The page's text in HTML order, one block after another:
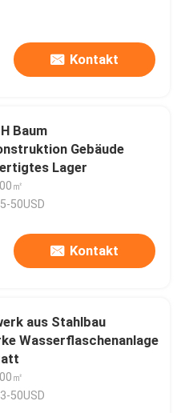
Kontakt
Baum
Gebäude
Lager
㎡
50USD
Kontakt
aus Stahlbau
Wasserflaschenanlage
㎡
50USD